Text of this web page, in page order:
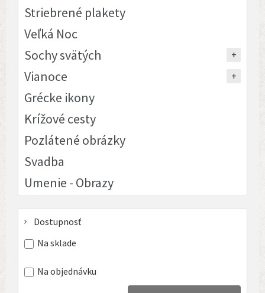
Striebrené plakety
Veľká Noc
Sochy svätých
Vianoce
Grécke ikony
Krížové cesty
Pozlátené obrázky
Svadba
Umenie - Obrazy
Dostupnosť
Na sklade
Na objednávku